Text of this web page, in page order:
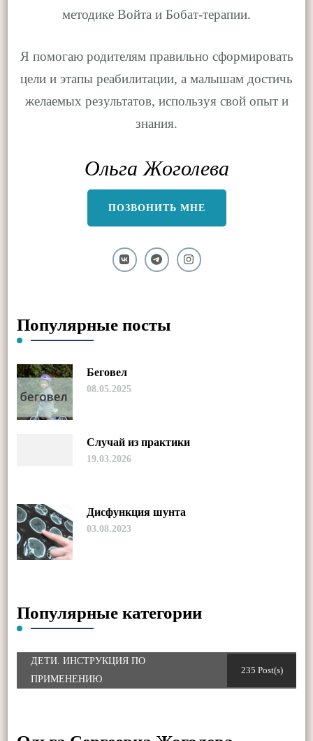
методике Войта и Бобат-терапии.
Я помогаю родителям правильно сформировать
цели и этапы реабилитации, а малышам достичь
желаемых результатов, используя свой опыт и
знания.
Ольга Жоголева
ПОЗВОНИТЬ МНЕ
Популярные посты
Беговел
08.05.2025
Случай из практики
19.03.2026
Дисфункция шунта
03.08.2023
Популярные категории
ДЕТИ. ИНСТРУКЦИЯ ПО
ПРИМЕНЕНИЮ
235 Post(s)